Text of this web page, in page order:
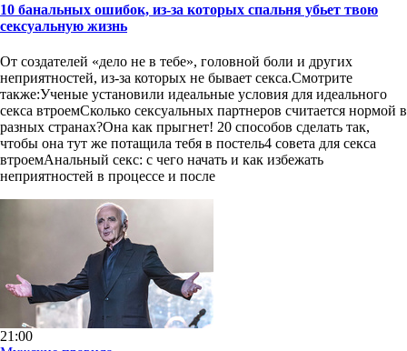
10 банальных ошибок, из-за которых спальня убьет твою
сексуальную жизнь
От создателей «дело не в тебе», головной боли и других
неприятностей, из-за которых не бывает секса.Смотрите
также:Ученые установили идеальные условия для идеального
секса втроемСколько сексуальных партнеров считается нормой в
разных странах?Она как прыгнет! 20 способов сделать так,
чтобы она тут же потащила тебя в постель4 совета для секса
втроемАнальный секс: с чего начать и как избежать
неприятностей в процессе и после
21:00